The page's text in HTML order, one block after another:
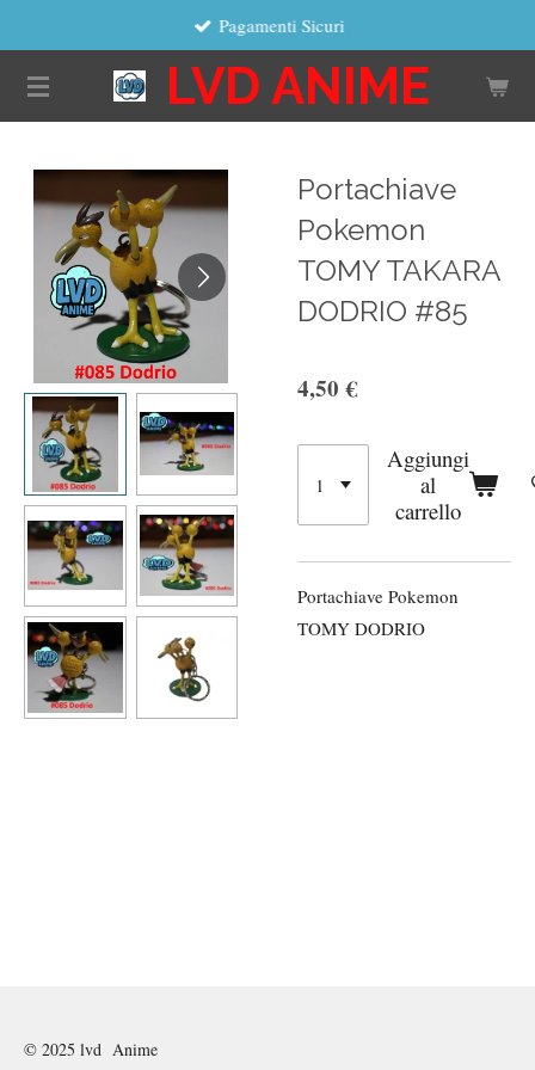
contenuto
principale
LVD ANIME
Pagamenti Sicuri
Portachiave
Pokemon
TOMY TAKARA
DODRIO #85
4,50 €
Aggiungi
al
carrello
Portachiave Pokemon
TOMY DODRIO
© 2025 lvd Anime